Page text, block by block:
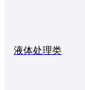
液体处理类